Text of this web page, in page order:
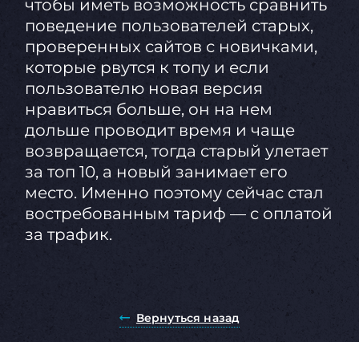
чтобы иметь возможность сравнить
поведение пользователей старых,
проверенных сайтов с новичками,
которые рвутся к топу и если
пользователю новая версия
нравиться больше, он на нем
дольше проводит время и чаще
возвращается, тогда старый улетает
за топ 10, а новый занимает его
место. Именно поэтому сейчас стал
востребованным тариф — с оплатой
за трафик.
Вернуться назад